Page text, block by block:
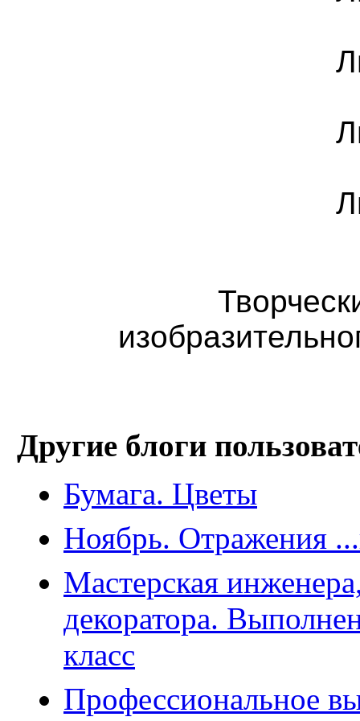
Другие блоги
Бумага. Цветы
Ноябрь. Отражения
Мастерская
декоратора.
класс
Профессиональное